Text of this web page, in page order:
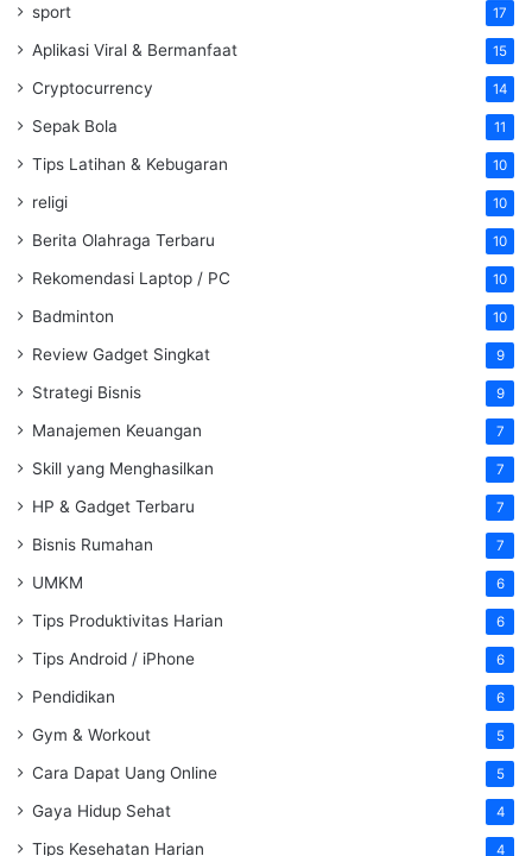
sport 17
Aplikasi Viral & Bermanfaat 15
Cryptocurrency 14
Sepak Bola 11
Tips Latihan & Kebugaran 10
religi 10
Berita Olahraga Terbaru 10
Rekomendasi Laptop / PC 10
Badminton 10
Review Gadget Singkat 9
Strategi Bisnis 9
Manajemen Keuangan 7
Skill yang Menghasilkan 7
HP & Gadget Terbaru 7
Bisnis Rumahan 7
UMKM 6
Tips Produktivitas Harian 6
Tips Android / iPhone 6
Pendidikan 6
Gym & Workout 5
Cara Dapat Uang Online 5
Gaya Hidup Sehat 4
Tips Kesehatan Harian 4